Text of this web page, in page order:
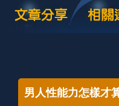
男人性能力怎樣才